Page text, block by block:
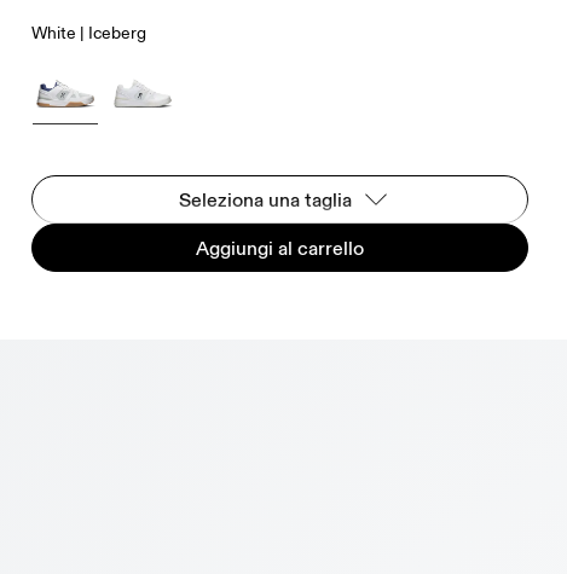
White | Iceberg
Seleziona una taglia
Aggiungi al carrello